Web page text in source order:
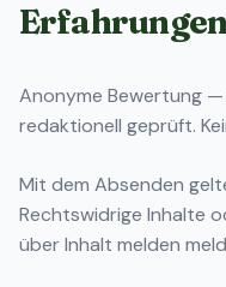
Anonyme Bewertung
redaktionell geprüft.
Mit dem Absenden
Rechtswidrige Inhalte
überInhalt melden